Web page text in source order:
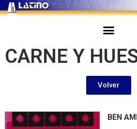
CARNE Y
Volver
BEN